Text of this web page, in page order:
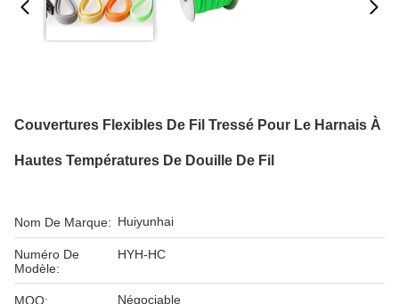
Couvertures Flexibles De Fil Tressé Pour Le Harnais À
Hautes Températures De Douille De Fil
Nom De Marque: Huiyunhai
Numéro De
Modèle:
HYH-HC
MOQ: Négociable